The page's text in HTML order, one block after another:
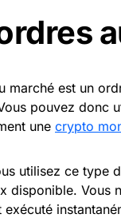
marché est un
pouvez donc
une crypto
utilisez ce type
disponible. Vous
exécuté